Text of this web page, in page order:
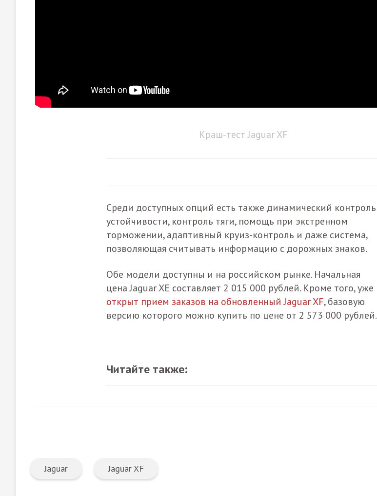
Краш-тест Jaguar XF
Среди доступных опций есть также динамический контроль
устойчивости, контроль тяги, помощь при экстренном
торможении, адаптивный круиз-контроль и даже система,
позволяющая считывать информацию с дорожных знаков.
Обе модели доступны и на российском рынке. Начальная
цена Jaguar XE составляет 2 015 000 рублей. Кроме того, уже
открыт прием заказов на обновленный Jaguar XF, базовую
версию которого можно купить по цене от 2 573 000 рублей.
Читайте также:
Jaguar Jaguar XF